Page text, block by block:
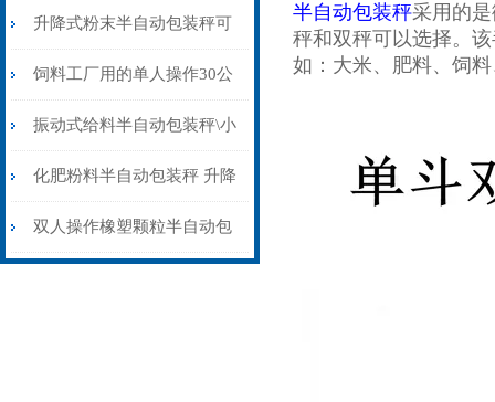
升降式粉末半自动包装秤可
配缝包机价格
饲料工厂用的单人操作30公
斤半自动包装秤价格
振动式给料半自动包装秤\小
麦玉米黄豆专用打包秤
化肥粉料半自动包装秤 升降
除尘防爆式灌装秤25公斤
双人操作橡塑颗粒半自动包
半自动包装秤采用的
秤和双秤可以选择。
如：大米、肥料、饲